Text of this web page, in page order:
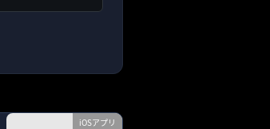
iOSアプリ